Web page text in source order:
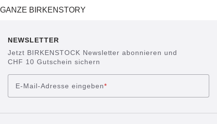
GANZE BIRKENSTORY
NEWSLETTER
Jetzt BIRKENSTOCK Newsletter abonnieren und
CHF 10 Gutschein sichern
E-Mail-Adresse eingeben*